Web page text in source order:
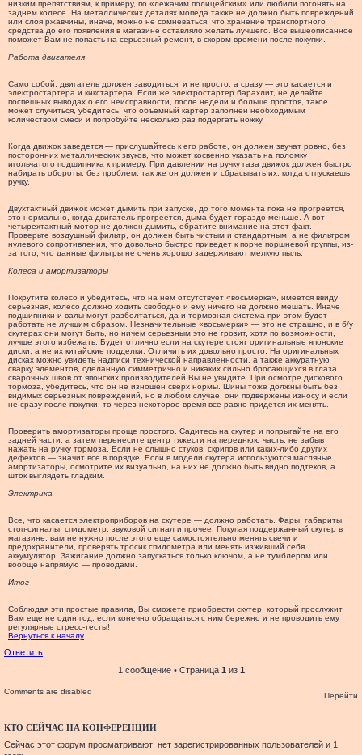
низким препятствиям, к примеру, по «лежачим полицейским» или любили погонять на
заднем колесе. На металлических деталях мопеда также не должно быть повреждений
или слоя ржавчины, иначе, можно не сомневаться, что хранение транспортного
средства до его появления в магазине оставляло желать лучшего. Все вышеописанное
поможет Вам не попасть на серьезный ремонт, в скором времени после покупки.
Работа двигателя
Само собой, двигатель должен заводиться, и не просто, а сразу — это касается и
электростартера и кикстартера. Если же электростартер барахлит, не делайте
поспешных выводах о его неисправности, после недели и больше простоя, такое
может случиться, убедитесь, что объемный картер заполнен необходимым
количеством смеси и попробуйте несколько раз подергать ножку.
Когда движок заведется — прислушайтесь к его работе, он должен звучат ровно, без
посторонних металлических звуков, что может косвенно указать на поломку
игольчатого подшипника к примеру. При давлении на ручку газа движок должен быстро
набирать обороты, без проблем, так же он должен и сбрасывать их, когда отпускаешь
ручку.
Двухтактный движок может дымить при запуске, до того момента пока не прогреется,
это нормально, когда двигатель прогреется, дыма будет гораздо меньше. А вот
четырехтактный мотор не должен дымить, обратите внимание на этот факт.
Проверьте воздушный фильтр, он должен быть чистым и стандартным, а не фильтром
нулевого сопротивления, что довольно быстро приведет к порче поршневой группы, из-
за того, что данные фильтры не очень хорошо задерживают мелкую пыль.
Колеса и амортизаторы
Покрутите колесо и убедитесь, что на нем отсутствует «восьмерка», имеется ввиду
серьезная, колесо должно ходить свободно и ему ничего не должно мешать. Иначе
подшипники и валы могут разболтаться, да и тормозная система при этом будет
работать не лучшим образом. Незначительные «восьмерки» — это не страшно, и в б/у
скутерах они могут быть, но ничем серьезным это не грозит, хотя по возможности,
лучше этого избежать. Будет отлично если на скутере стоят оригинальные японские
диски, а не их китайские подделки. Отличить их довольно просто. На оригинальных
дисках можно увидеть надписи технической направленности, а также аккуратную
сварку элементов, сделанную симметрично и никаких сильно бросающихся в глаза
сварочных швов от японских производителей Вы не увидите. При осмотре дискового
тормоза, убедитесь, что он не изношен сверх нормы. Шины тоже должны быть без
видимых серьезных повреждений, но в любом случае, они подвержены износу и если
не сразу после покупки, то через некоторое время все равно придется их менять.
Проверить амортизаторы проще простого. Садитесь на скутер и попрыгайте на его
задней части, а затем перенесите центр тяжести на переднюю часть, не забыв
нажать на ручку тормоза. Если не слышно стуков, скрипов или каких-либо других
дефектов — значит все в порядке. Если в модели скутера используются масляные
амортизаторы, осмотрите их визуально, на них не должно быть видно подтеков, а
шток выглядеть гладким.
Электрика
Все, что касается электроприборов на скутере — должно работать. Фары, габариты,
стоп-сигналы, спидометр, звуковой сигнал и прочее. Покупая поддержанный скутер в
магазине, вам не нужно после этого еще самостоятельно менять свечи и
предохранители, проверять тросик спидометра или менять изживший себя
аккумулятор. Зажигание должно запускаться только ключом, а не тумблером или
вообще напрямую — проводами.
Итог
Соблюдая эти простые правила, Вы сможете приобрести скутер, который прослужит
Вам еще не один год, если конечно обращаться с ним бережно и не проводить ему
регулярные стресс-тесты!
Вернуться к началу
Ответить
1 сообщение • Страница 1 из 1
Перейти
Comments are disabled
КТО СЕЙЧАС НА КОНФЕРЕНЦИИ
Сейчас этот форум просматривают: нет зарегистрированных пользователей и 1